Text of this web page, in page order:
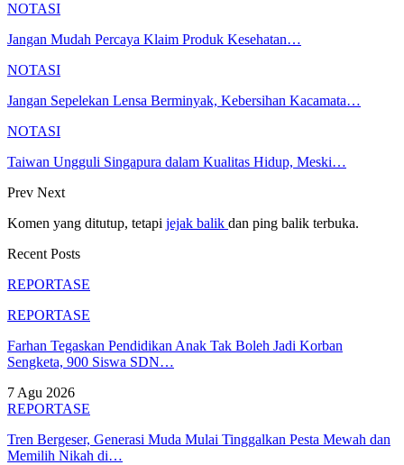
NOTASI
Jangan Mudah Percaya Klaim Produk Kesehatan…
NOTASI
Jangan Sepelekan Lensa Berminyak, Kebersihan Kacamata…
NOTASI
Taiwan Ungguli Singapura dalam Kualitas Hidup, Meski…
Prev Next
Komen yang ditutup, tetapi jejak balik dan ping balik terbuka.
Recent Posts
REPORTASE
REPORTASE
Farhan Tegaskan Pendidikan Anak Tak Boleh Jadi Korban
Sengketa, 900 Siswa SDN…
7 Agu 2026
REPORTASE
Tren Bergeser, Generasi Muda Mulai Tinggalkan Pesta Mewah dan
Memilih Nikah di…